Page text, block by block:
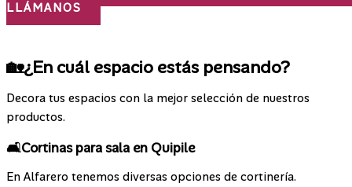
LLÁMANOS
🏡¿En cuál espacio estás pensando?
Decora tus espacios con la mejor selección de nuestros
productos.
🛋️Cortinas para sala en Quipile
En Alfarero tenemos diversas opciones de cortinería.